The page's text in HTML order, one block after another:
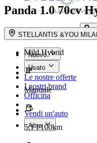
search button - icon
Nuovo
Usato
Le nostre offerte
I nostri brand
Officina
Vendi un'auto
Altro
Panda1.0 70cv
STELLANTIS &YOU
Mild Hybrid
Manuale
5,1 l/100km